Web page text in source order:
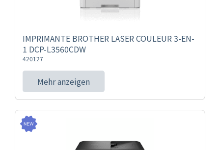
IMPRIMANTE BROTHER LASER COULEUR 3-EN-
1 DCP-L3560CDW
420127
Mehr anzeigen